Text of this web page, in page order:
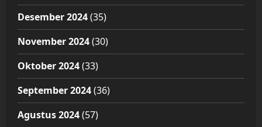
Desember 2024(35)
November 2024(30)
Oktober 2024(33)
September 2024(36)
Agustus 2024(57)